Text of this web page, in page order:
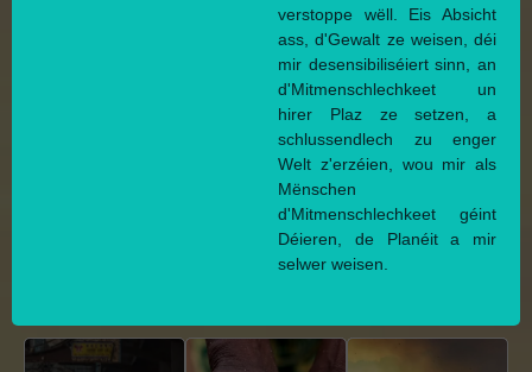
verstoppe wëll. Eis Absicht
ass, d'Gewalt ze weisen, déi
mir desensibiliséiert sinn, an
d'Mitmenschlechkeet un
hirer Plaz ze setzen, a
schlussendlech zu enger
Welt z'erzéien, wou mir als
Mënschen
d'Mitmenschlechkeet géint
Déieren, de Planéit a mir
selwer weisen.